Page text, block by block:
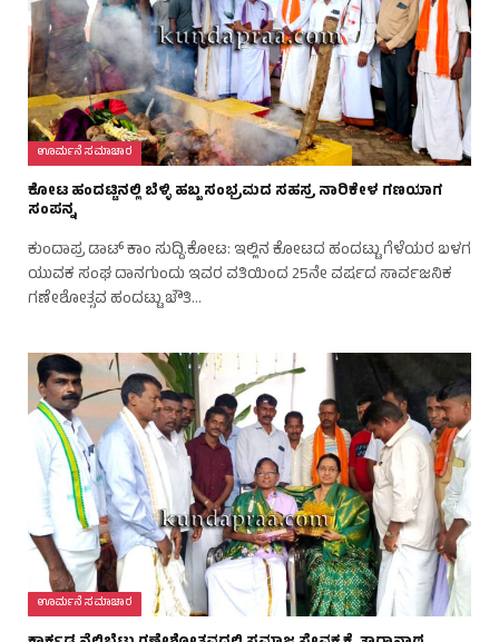
ಊರ್ಮನೆ ಸಮಾಚಾರ
ಕೋಟ ಹಂದಟ್ಟಿನಲ್ಲಿ ಬೆಳ್ಳಿ ಹಬ್ಬ ಸಂಭ್ರಮದ ಸಹಸ್ರ ನಾರಿಕೇಳ ಗಣಯಾಗ
ಸಂಪನ್ನ
ಕುಂದಾಪ್ರ ಡಾಟ್‌ ಕಾಂ ಸುದ್ದಿ.ಕೋಟ: ಇಲ್ಲಿನ ಕೋಟದ ಹಂದಟ್ಟು ಗೆಳೆಯರ ಬಳಗ
ಯುವಕ ಸಂಘ ದಾನಗುಂದು ಇವರ ವತಿಯಿಂದ 25ನೇ ವರ್ಷದ ಸಾರ್ವಜನಿಕ
ಗಣೇಶೋತ್ಸವ ಹಂದಟ್ಟು ಚೌತಿ…
ಊರ್ಮನೆ ಸಮಾಚಾರ